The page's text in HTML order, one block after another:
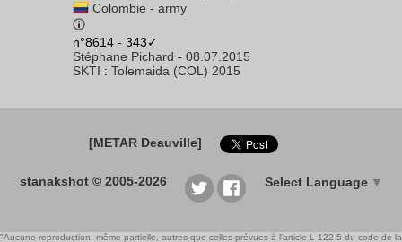
Colombie - army
n°8614 - 343✓
Stéphane Pichard - 08.07.2015
SKTI : Tolemaida (COL) 2015
[METAR Deauville]
stanakshot © 2005-2026 Select Language ▼
"Aucune reproduction, même partielle, autres que celles prévues à l'article L 122-5 du code de la